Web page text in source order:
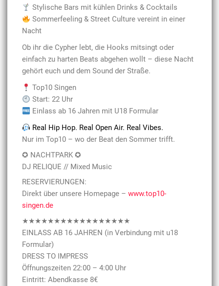
Stylische Bars mit kühlen Drinks & Cocktails
Sommerfeeling & Street Culture vereint in einer
Nacht
Ob ihr die Cypher lebt, die Hooks mitsingt oder
einfach zu harten Beats abgehen wollt – diese Nacht
gehört euch und dem Sound der Straße.
Top10 Singen
Start: 22 Uhr
Einlass ab 16 Jahren mit U18 Formular
Real Hip Hop. Real Open Air. Real Vibes.
Nur im Top10 – wo der Beat den Sommer trifft.
✪ NACHTPARK ✪
DJ RELIQUE // Mixed Music
RESERVIERUNGEN:
Direkt über unsere Homepage – www.top10-
singen.de
★★★★★★★★★★★★★★★★★
EINLASS AB 16 JAHREN (in Verbindung mit u18
Formular)
DRESS TO IMPRESS
Öffnungszeiten 22:00 – 4:00 Uhr
Eintritt: Abendkasse 8€